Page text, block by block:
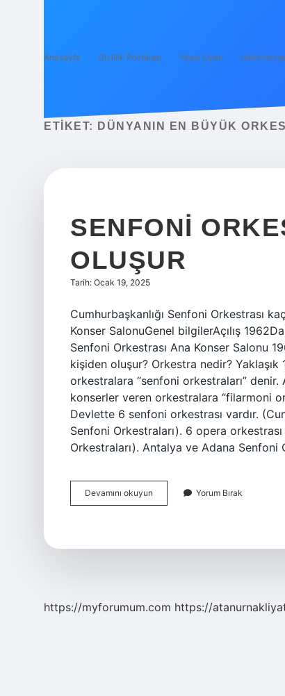
Anasayfa Gizlilik Politikası Yasal Uyarı
ETIKET: DÜNYANIN EN BÜYÜK
SENFONI
OLUŞUR
Tarih: Ocak 19, 2025
Cumhurbaşkanlığı Senfoni Orkestrası
Konser SalonuGenel bilgilerAçılış
Senfoni Orkestrası Ana Konser Salonu
kişiden oluşur? Orkestra nedir?
orkestralara “senfoni orkestraları”
konserler veren orkestralara “filarmoni
Devlette 6 senfoni orkestrası vardır.
Senfoni Orkestraları). 6 opera
Orkestraları). Antalya ve Adana Senfoni
Devamını okuyun
Orkestrası
Yorum Bırak
https://myforumum.com https://